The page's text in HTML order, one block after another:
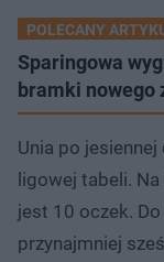
POLECANY
Sparingowa
bramki nowego
Unia po
ligowej tabeli.
jest 10 oczek.
przynajmniej